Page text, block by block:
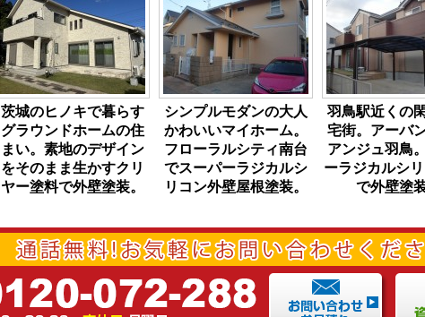
茨城のヒノキで暮らす
グラウンドホームの住
まい。素地のデザイン
をそのまま生かすクリ
ヤー塗料で外壁塗装。
シンプルモダンの大人
かわいいマイホーム。
フローラルシティ南台
でスーパーラジカルシ
リコン外壁屋根塗装。
羽鳥駅近くの
宅街。アーバ
アンジュ羽鳥
ーラジカルシ
で外壁塗装